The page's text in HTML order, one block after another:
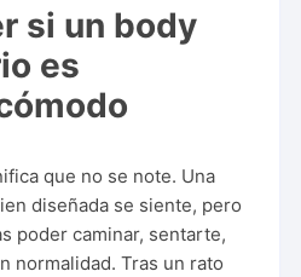
si un body
es
que no se note. Una
diseñada se siente, pero
poder caminar, sentarte,
normalidad. Tras un rato